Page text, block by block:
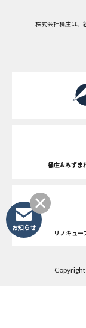
株式会社桶庄は、
桶庄&みずま
リノキュー
お知らせ